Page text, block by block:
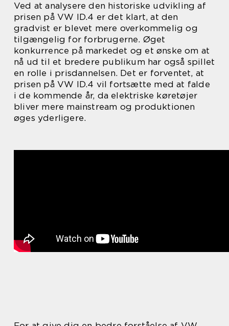
Ved at analysere den historiske udvikling af
prisen på VW ID.4 er det klart, at den
gradvist er blevet mere overkommelig og
tilgængelig for forbrugerne. Øget
konkurrence på markedet og et ønske om at
nå ud til et bredere publikum har også spillet
en rolle i prisdannelsen. Det er forventet, at
prisen på VW ID.4 vil fortsætte med at falde
i de kommende år, da elektriske køretøjer
bliver mere mainstream og produktionen
øges yderligere.